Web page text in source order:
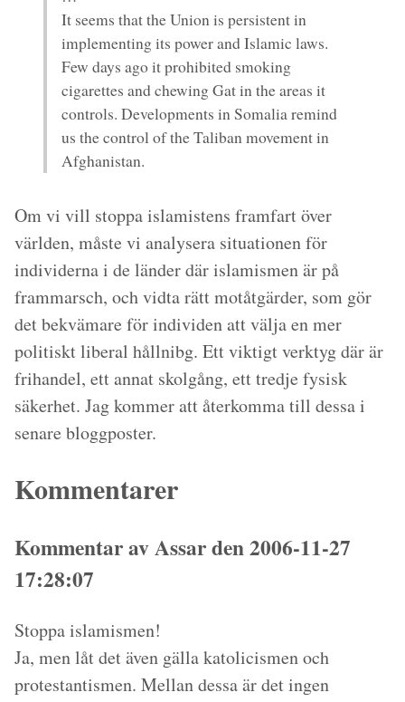
It seems that the Union is persistent in
implementing its power and Islamic laws.
Few days ago it prohibited smoking
cigarettes and chewing Gat in the areas it
controls. Developments in Somalia remind
us the control of the Taliban movement in
Afghanistan.
Om vi vill stoppa islamistens framfart över
världen, måste vi analysera situationen för
individerna i de länder där islamismen är på
frammarsch, och vidta rätt motåtgärder, som gör
det bekvämare för individen att välja en mer
politiskt liberal hållnibg. Ett viktigt verktyg där är
frihandel, ett annat skolgång, ett tredje fysisk
säkerhet. Jag kommer att återkomma till dessa i
senare bloggposter.
Kommentarer
Kommentar av Assar den 2006-11-27
17:28:07
Stoppa islamismen!
Ja, men låt det även gälla katolicismen och
protestantismen. Mellan dessa är det ingen